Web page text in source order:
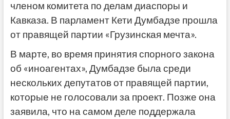
членом комитета по делам диаспоры и
Кавказа. В парламент Кети Думбадзе прошла
от правящей партии «Грузинская мечта».
В марте, во время принятия спорного закона
об «иноагентах», Думбадзе была среди
нескольких депутатов от правящей партии,
которые не голосовали за проект. Позже она
заявила, что на самом деле поддержала